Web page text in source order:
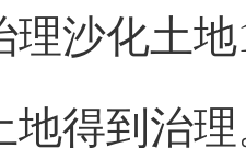
沙化土
地得到治